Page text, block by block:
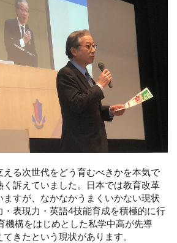
る次世代をどう育むべきかを本気で
訴えていました。日本では教育改革
すが、なかなかうまくいかない現状
・表現力・英語4技能育成を積極的に行
機構をはじめとした私学中高が先導
きたという現状があります。